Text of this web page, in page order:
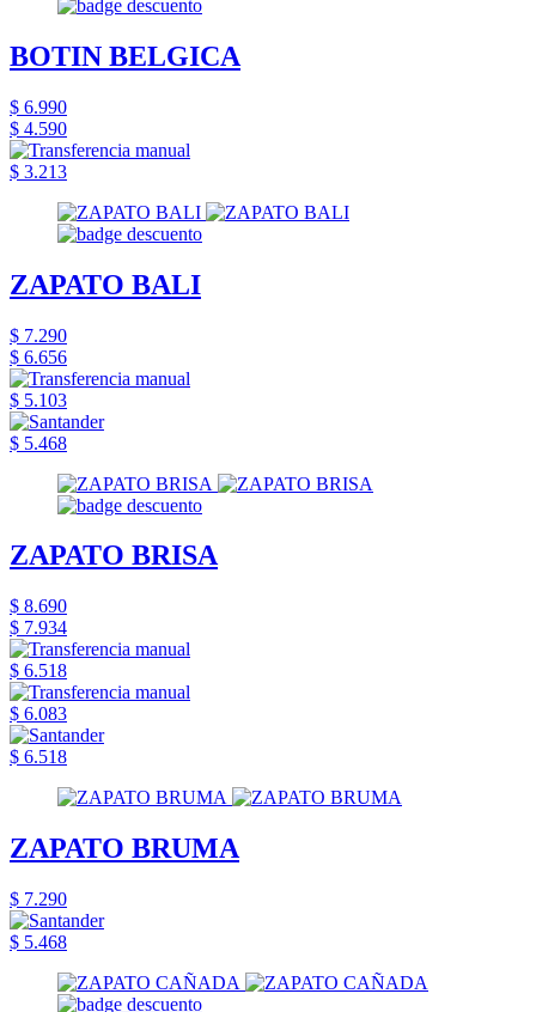
BOTIN BELGICA
$ 6.990
$ 4.590
$ 3.213
ZAPATO BALI
$ 7.290
$ 6.656
$ 5.103
$ 5.468
ZAPATO BRISA
$ 8.690
$ 7.934
$ 6.518
$ 6.083
$ 6.518
ZAPATO BRUMA
$ 7.290
$ 5.468